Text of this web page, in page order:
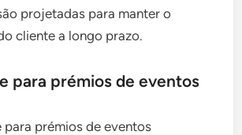
projetadas para manter o
cliente a longo prazo.
para prémios de eventos
prémios de eventos